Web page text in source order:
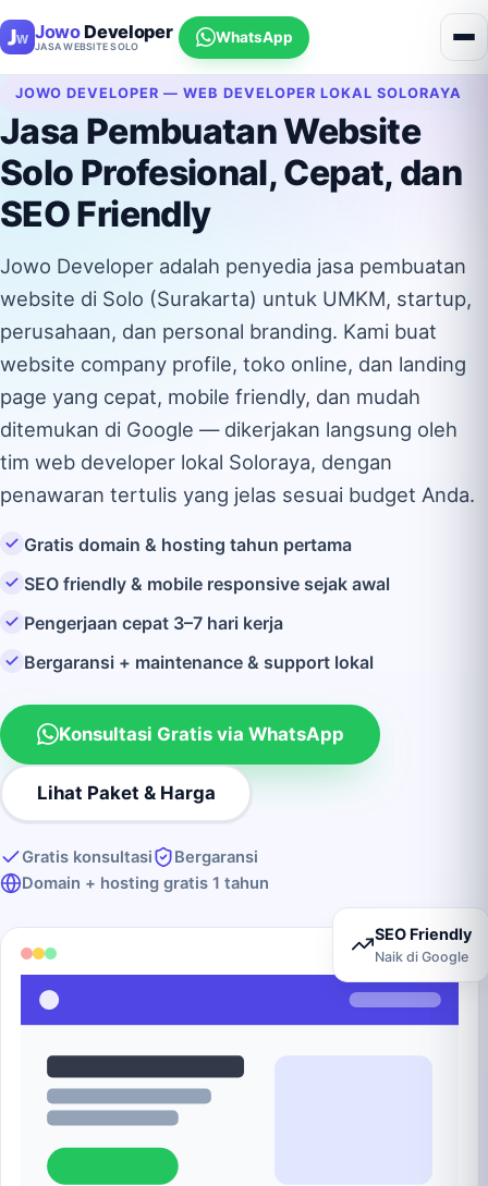
JowoDeveloper
JASA WEBSITE SOLO
WhatsApp
JOWO DEVELOPER — WEB DEVELOPER LOKAL SOLORAYA
Jasa Pembuatan Website
Solo Profesional, Cepat, dan
SEO Friendly
Jowo Developer adalah penyedia jasa pembuatan
website di Solo (Surakarta) untuk UMKM, startup,
perusahaan, dan personal branding. Kami buat
website company profile, toko online, dan landing
page yang cepat, mobile friendly, dan mudah
ditemukan di Google — dikerjakan langsung oleh
tim web developer lokal Soloraya, dengan
penawaran tertulis yang jelas sesuai budget Anda.
Gratis domain & hosting tahun pertama
SEO friendly & mobile responsive sejak awal
Pengerjaan cepat 3–7 hari kerja
Bergaransi + maintenance & support lokal
Konsultasi Gratis via WhatsApp
Lihat Paket & Harga
Gratis konsultasi
Bergaransi
Domain + hosting gratis 1 tahun
SEO Friendly
Naik di Google